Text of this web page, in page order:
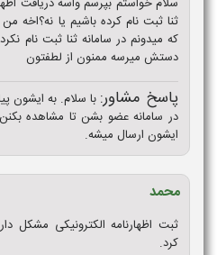
ثنا ثبت نام کرده باشیم یا نه؟اخه
که میدونم در سامانه ثنا ثبت نام
دستش میرسه ممنون از لطفتون
پاسخ مشاور: با سلام. به ایشون
در سامانه عضو بشن تا مشاهده
ایشون ارسال میشه.
محمد
ثبت اظهارنامه الکترونیکی مشکل
کرد.